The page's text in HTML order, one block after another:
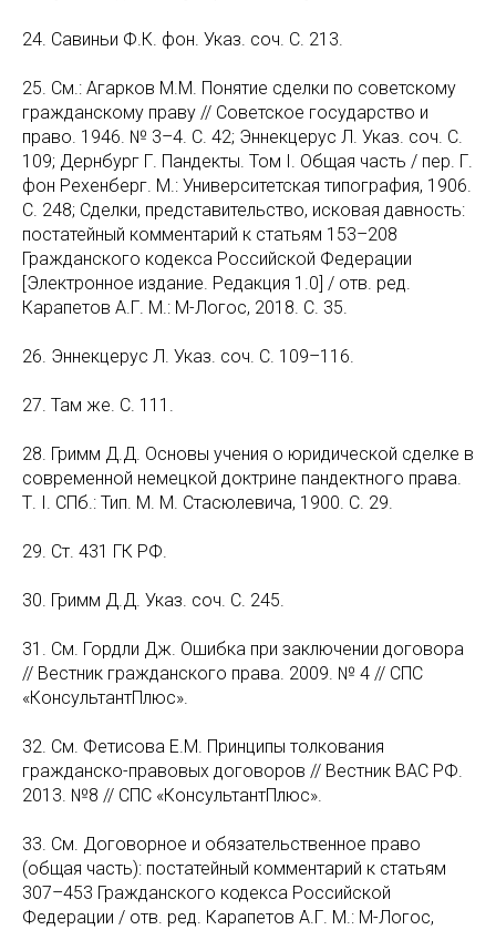
24. Савиньи Ф.К. фон. Указ. соч. С. 213.
25. См.: Агарков М.М. Понятие сделки по советскому
гражданскому праву // Советское государство и
право. 1946. № 3–4. С. 42; Эннекцерус Л. Указ. соч. С.
109; Дернбург Г. Пандекты. Том I. Общая часть / пер. Г.
фон Рехенберг. М.: Университетская типография, 1906.
С. 248; Сделки, представительство, исковая давность:
постатейный комментарий к статьям 153–208
Гражданского кодекса Российской Федерации
[Электронное издание. Редакция 1.0] / отв. ред.
Карапетов А.Г. М.: М-Логос, 2018. С. 35.
26. Эннекцерус Л. Указ. соч. С. 109–116.
27. Там же. С. 111.
28. Гримм Д.Д. Основы учения о юридической сделке в
современной немецкой доктрине пандектного права.
Т. I. СПб.: Тип. М. М. Стасюлевича, 1900. С. 29.
29. Ст. 431 ГК РФ.
30. Гримм Д.Д. Указ. соч. С. 245.
31. См. Гордли Дж. Ошибка при заключении договора
// Вестник гражданского права. 2009. № 4 // СПС
«КонсультантПлюс».
32. См. Фетисова Е.М. Принципы толкования
гражданско-правовых договоров // Вестник ВАС РФ.
2013. №8 // СПС «КонсультантПлюс».
33. См. Договорное и обязательственное право
(общая часть): постатейный комментарий к статьям
307–453 Гражданского кодекса Российской
Федерации / отв. ред. Карапетов А.Г. М.: М-Логос,